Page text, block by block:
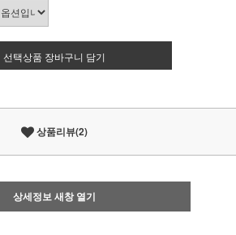
선택상품 장바구니 담기
상품리뷰(2)
상세정보 새창 열기